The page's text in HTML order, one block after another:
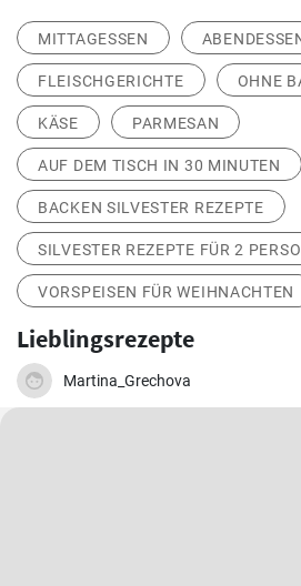
MITTAGESSEN
FLEISCHGERICHTE OHNE
KÄSE PARMESAN
AUF DEM TISCH IN 30 MINUTEN
BACKEN SILVESTER REZEPTE
SILVESTER REZEPTE FÜR 2
VORSPEISEN FÜR WEIHNACHTEN
Lieblingsrezepte
Martina_Grechova